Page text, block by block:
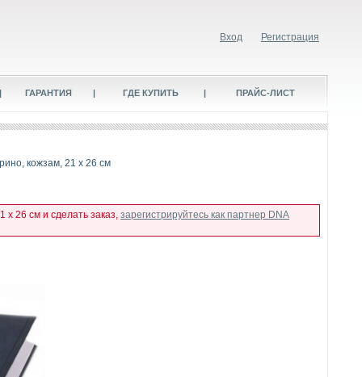
Вход Регистрация
| ГАРАНТИЯ | ГДЕ КУПИТЬ | ПРАЙС-ЛИСТ
кожзам, 21 х 26 см
26 см и сделать заказ, зарегистрируйтесь как партнер DNA